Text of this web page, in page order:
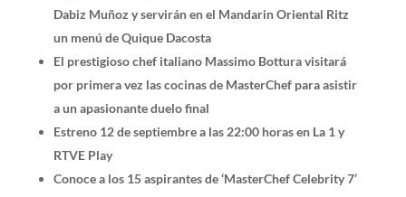
Dabiz Muñoz y servirán en el Mandarin Oriental Ritz
un menú de Quique Dacosta
El prestigioso chef italiano Massimo Bottura visitará
por primera vez las cocinas de MasterChef para asistir
a un apasionante duelo final
Estreno 12 de septiembre a las 22:00 horas en La 1 y
RTVE Play
Conoce a los 15 aspirantes de ‘MasterChef Celebrity 7’